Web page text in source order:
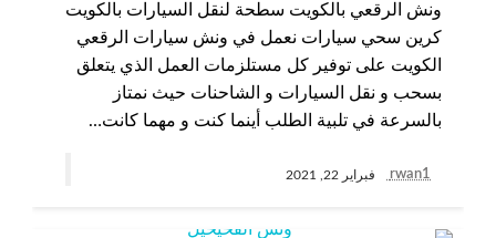
ونش الرقعي بالكويت سطحة لنقل السيارات بالكويت
كرين سحي سيارات نعمل في ونش سيارات الرقعي
الكويت على توفير كل مستلزمات العمل الذي يتعلق
بسحب و نقل السيارات و الشاحنات حيث نمتاز
بالسرعة في تلبية الطلب أينما كنت و مهما كانت…
rwan1 فبراير 22, 2021